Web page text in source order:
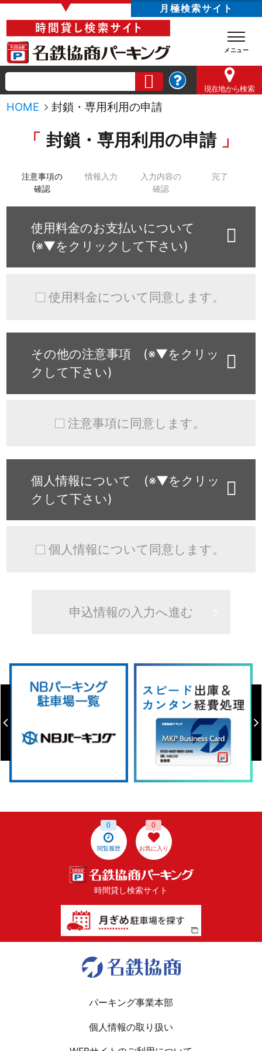
▼ 月極検索サイト
現在地から検索
HOME 封鎖・専用利用の申請
封鎖・専用利用の申請
注意事項の
確認
情報入力
入力内容の
確認
完了
使用料金のお支払いについて
(※▼をクリックして下さい)
使用料金について同意します。
その他の注意事項 (※▼をクリッ
クして下さい)
注意事項に同意します。
個人情報について (※▼をクリッ
クして下さい)
個人情報について同意します。
閲覧履歴
0
お気に入り
0
時間貸し検索サイト
パーキング事業本部
個人情報の取り扱い